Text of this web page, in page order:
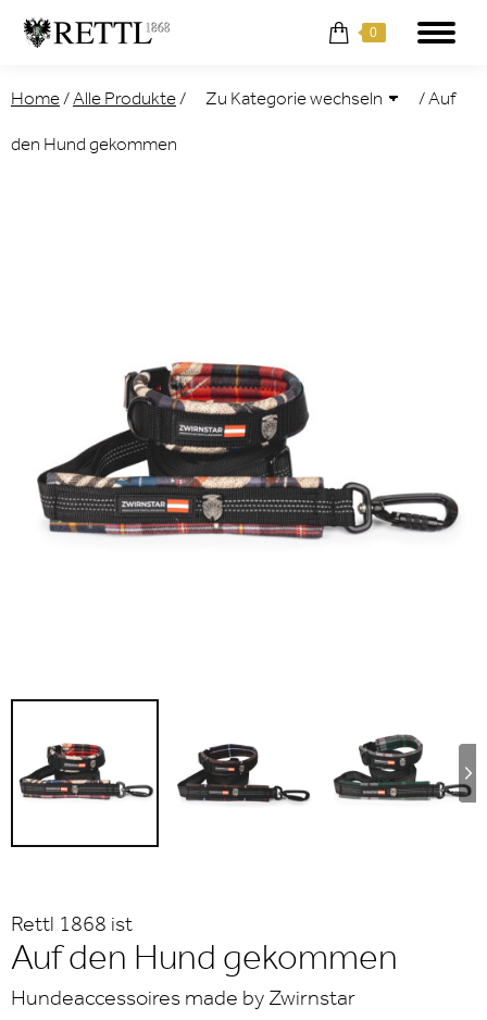
0
Home / Alle Produkte / / Auf
den Hund gekommen
Rettl 1868 ist
Auf den Hund gekommen
Hundeaccessoires made by Zwirnstar